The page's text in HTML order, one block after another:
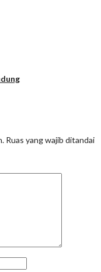
Ruas yang wajib ditandai